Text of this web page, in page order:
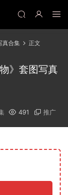
真合集 正文
》套图写真
491 推广